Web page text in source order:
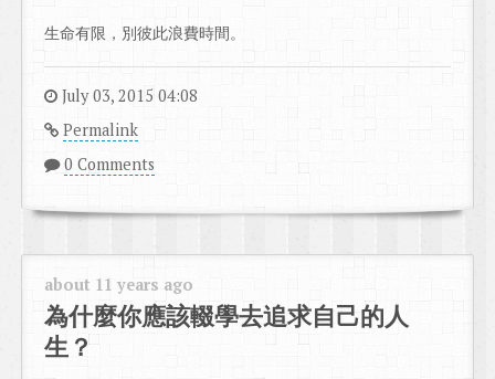
生命有限，別彼此浪費時間。
July 03, 2015 04:08
Permalink
0 Comments
about 11 years ago
為什麼你應該輟學去追求自己的人
生？